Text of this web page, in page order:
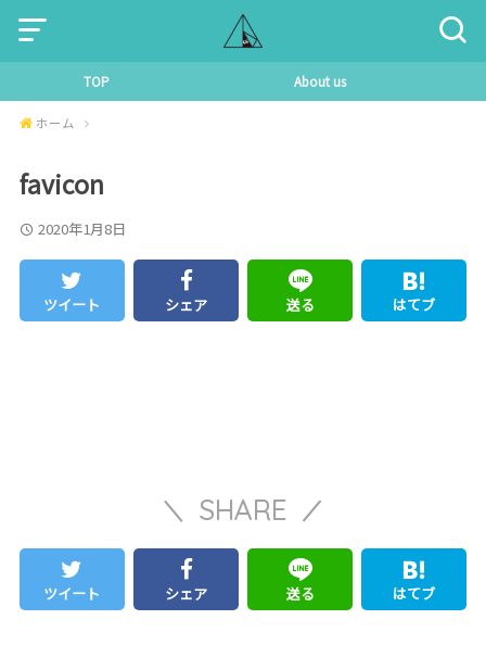
TOP About us
ホーム
favicon
2020年1月8日
ツイート シェア 送る はてブ
SHARE
ツイート シェア 送る はてブ